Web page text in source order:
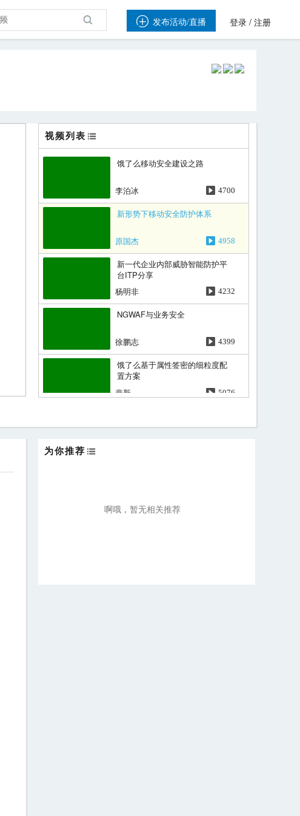
 发布活动/直播 登录 / 注册
视频列表
饿了么移动安全建设之路
李泊冰 4700
新形势下移动安全防护体系
原国杰 4958
新一代企业内部威胁智能防护平
台ITP分享
杨明非
4232
NGWAF与业务安全
徐鹏志 4399
饿了么基于属性签密的细粒度配
置方案
裴新
5076
为你推荐
啊哦，暂无相关推荐